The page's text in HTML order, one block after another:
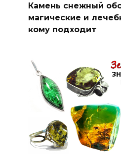
Камень снежный
магические и
кому подходит